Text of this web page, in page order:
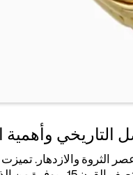
التاريخي
الثروة والازدهار.